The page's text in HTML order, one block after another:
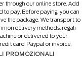
through our online store. Add
to pay. Before paying, you can
the package. We transport to
delivery methods. regali
or delivered to your
card, Paypal or invoice.
PROMOZIONALI